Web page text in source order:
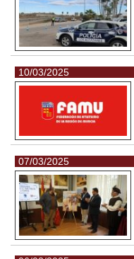
10/03/2025
07/03/2025